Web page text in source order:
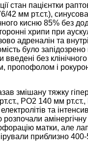
стан пацієнтки
42 мм рт.ст.),
кисню 85% без
хрипи при
адреналін та
було
введені без
пропофолом і
змішану тяжку
PO2 140 мм
та
розпочали
матки, але
приблизно